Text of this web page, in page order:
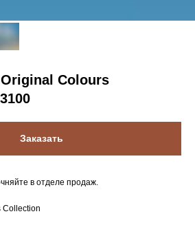
Colours
Заказать
в отделе продаж.
Collection